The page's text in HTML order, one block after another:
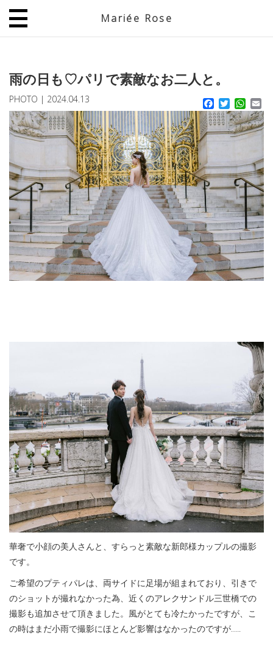
Mariée Rose
雨の日も♡パリで素敵なお二人と。
PHOTO | 2024.04.13 Facebook
Twitter
華奢で小顔の美人さんと、すらっと素敵な新郎様カップルの撮影
です。
ご希望のプティパレは、両サイドに足場が組まれており、引きで
のショットが撮れなかった為、近くのアレクサンドル三世橋での
撮影も追加させて頂きました。風がとても冷たかったですが、こ
の時はまだ小雨で撮影にほとんど影響はなかったのですが…..